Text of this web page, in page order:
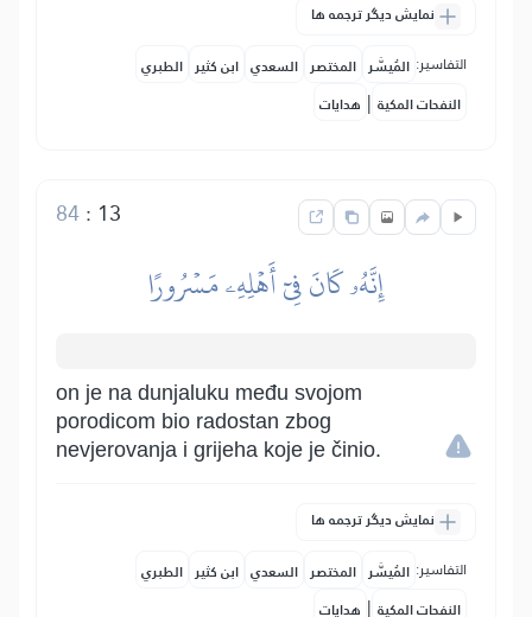
نمایش دیگر ترجمه ها
التفاسير: المُيسَّر المختصر السعدي ابن كثير الطبري
النفحات المكية | هدايات
13
:
84
إِنَّهُۥ كَانَ فِيٓ أَهۡلِهِۦ مَسۡرُورًا
on je na dunjaluku među svojom
porodicom bio radostan zbog
nevjerovanja i grijeha koje je činio.
نمایش دیگر ترجمه ها
التفاسير: المُيسَّر المختصر السعدي ابن كثير الطبري
النفحات المكية | هدايات